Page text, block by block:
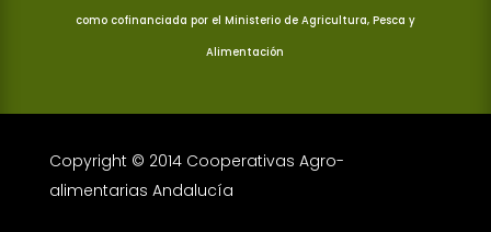
como cofinanciada por el Ministerio de Agricultura, Pesca y
Alimentación
Copyright © 2014 Cooperativas Agro-
alimentarias Andalucía